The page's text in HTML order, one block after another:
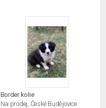
Border kolie
Na prodej, České Budějovice